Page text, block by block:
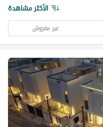
الأكثر مشاهدة
غير مفروش